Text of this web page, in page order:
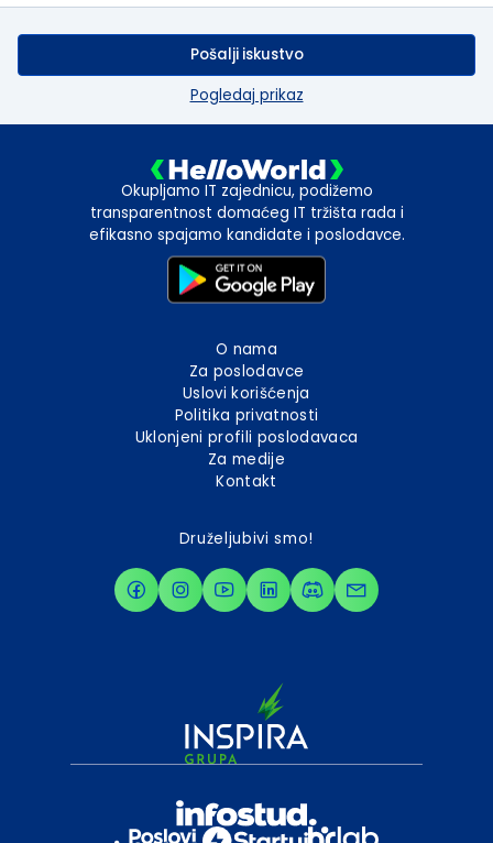
Pošalji iskustvo
Pogledaj prikaz
Okupljamo IT zajednicu, podižemo
transparentnost domaćeg IT tržišta rada i
efikasno spajamo kandidate i poslodavce.
O nama
Za poslodavce
Uslovi korišćenja
Politika privatnosti
Uklonjeni profili poslodavaca
Za medije
Kontakt
Druželjubivi smo!